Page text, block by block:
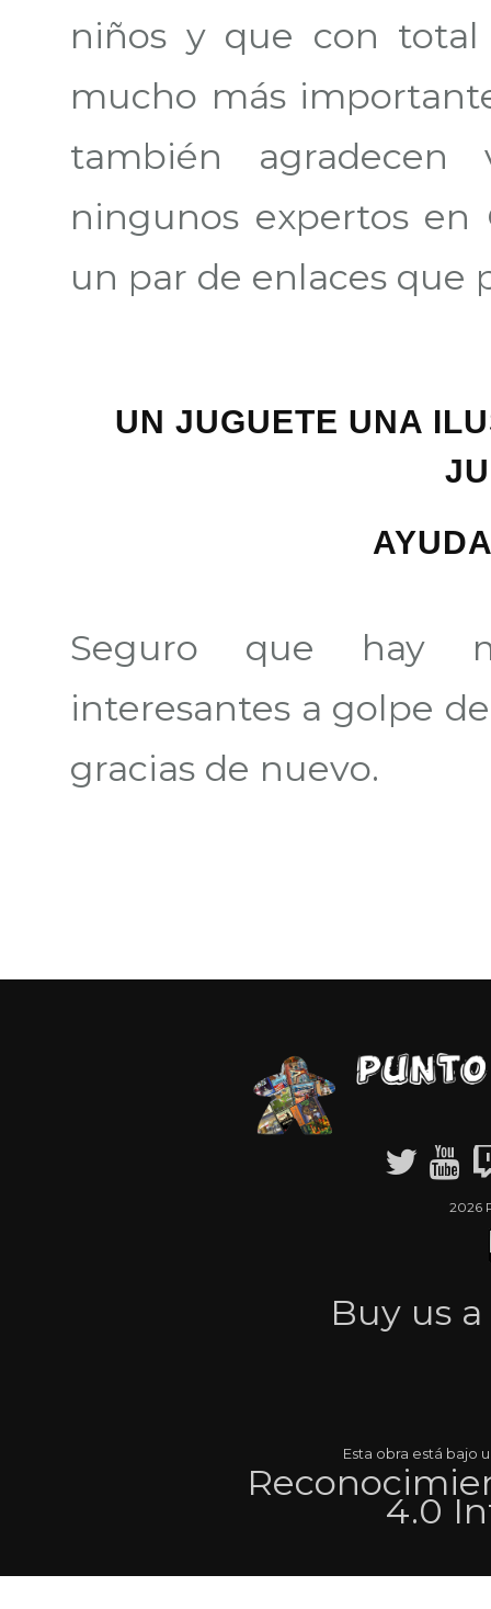
niños y que con
mucho más
también agradecen
ningunos expertos en
un par de enlaces que
UN JUGUETE UNA
Seguro que hay
interesantes a golpe
gracias de nuevo.
2026
Buy us a
Esta obra está bajo
4.0